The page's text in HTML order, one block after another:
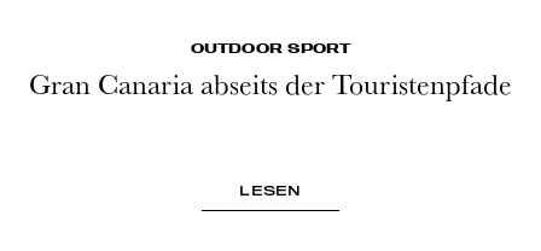
OUTDOOR SPORT
Gran Canaria abseits der Touristenpfade
LESEN